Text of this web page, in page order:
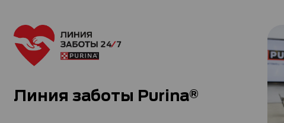
Линия заботы Purina®